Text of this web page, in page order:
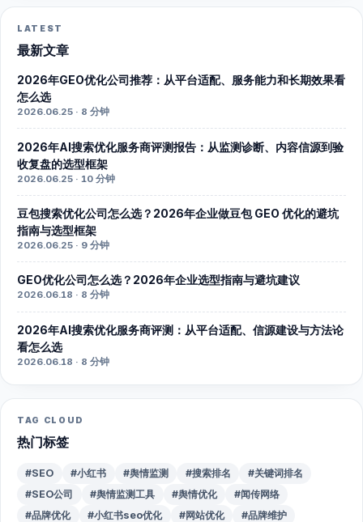
LATEST
最新文章
2026年GEO优化公司推荐：从平台适配、服务能力和长期效果看
怎么选
2026.06.25 · 8 分钟
2026年AI搜索优化服务商评测报告：从监测诊断、内容信源到验
收复盘的选型框架
2026.06.25 · 10 分钟
豆包搜索优化公司怎么选？2026年企业做豆包 GEO 优化的避坑
指南与选型框架
2026.06.25 · 9 分钟
GEO优化公司怎么选？2026年企业选型指南与避坑建议
2026.06.18 · 8 分钟
2026年AI搜索优化服务商评测：从平台适配、信源建设与方法论
看怎么选
2026.06.18 · 8 分钟
TAG CLOUD
热门标签
#SEO #小红书 #舆情监测 #搜索排名
#关键词排名
#SEO公司
#舆情监测工具 #舆情优化
#闻传网络
#品牌优化
#小红书seo优化 #网站优化
#品牌维护